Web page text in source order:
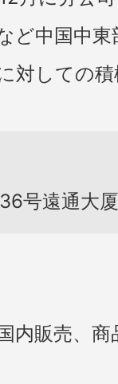
ど中国中
対しての
号遠通大
内販売、